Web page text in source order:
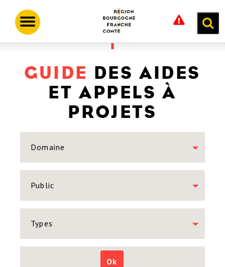
contenu
Toggle
GUIDE DES AIDES
ET APPELS À
PROJETS
Domaine
Public
Types
Ok
Panneau de gestion des cookies